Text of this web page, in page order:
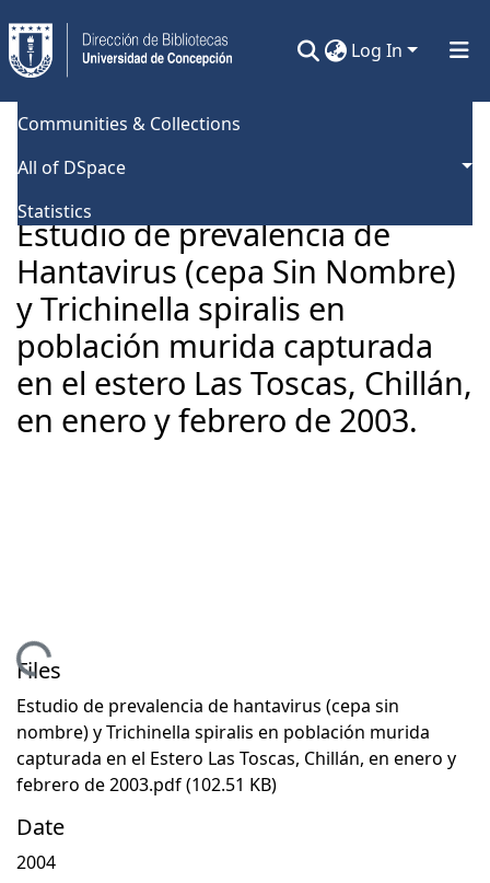
Log In
Communities & Collections
All of DSpace
Statistics
Home
Estudio de prevalencia de
Hantavirus (cepa Sin Nombre)
y Trichinella spiralis en
población murida capturada
en el estero Las Toscas, Chillán,
en enero y febrero de 2003.
Loading...
Files
Estudio de prevalencia de hantavirus (cepa sin
nombre) y Trichinella spiralis en población murida
capturada en el Estero Las Toscas, Chillán, en enero y
febrero de 2003.pdf(102.51 KB)
Date
2004